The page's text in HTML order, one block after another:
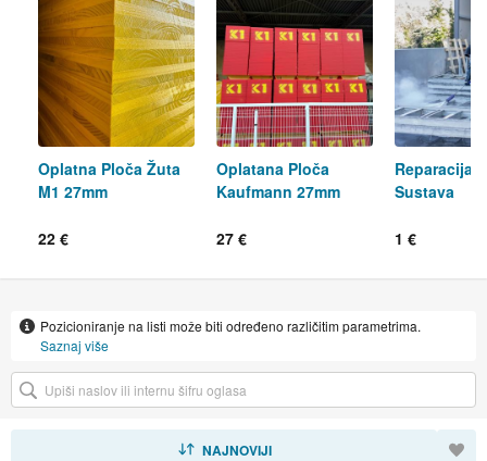
Oplatna Ploča Žuta
M1 27mm
22 €
Oplatana Ploča
Kaufmann 27mm
27 €
Reparacija
Sustava
1 €
Pozicioniranje na listi može biti određeno različitim parametrima.
Saznaj više
NAJNOVIJI